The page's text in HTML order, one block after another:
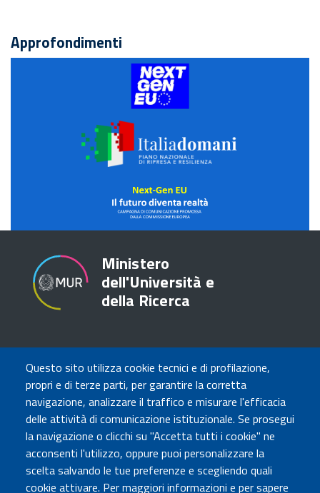
Questo sito utilizza cookie tecnici e di profilazione,
propri e di terze parti, per garantire la corretta
navigazione, analizzare il traffico e misurare l'efficacia
delle attività di comunicazione istituzionale. Se prosegui
la navigazione o clicchi su "Accetta tutti i cookie" ne
acconsenti l'utilizzo, oppure puoi personalizzare la
scelta salvando le tue preferenze e scegliendo quali
cookie attivare. Per maggiori informazioni e per sapere
Approfondimenti
NextGENEU
Italia
domani
NextGEN
Futuro
Domani
Ministero
dell'Università e
della Ricerca
TRASPARENZA
Amministrazione Trasparente
Atti di notifica
Albo online
Concorsi
COMUNICA CON NOI